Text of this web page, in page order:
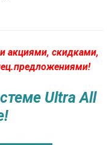
акциями, скидками,
Ultra All